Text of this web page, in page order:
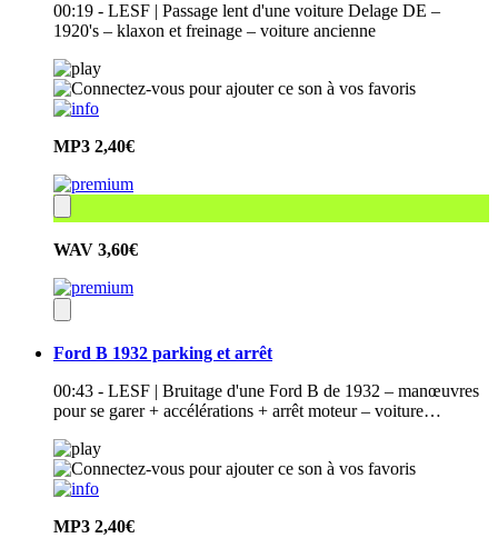
00:19 - LESF | Passage lent d'une voiture Delage DE –
1920's – klaxon et freinage – voiture ancienne
MP3 2,40€
WAV 3,60€
Ford B 1932 parking et arrêt
00:43 - LESF | Bruitage d'une Ford B de 1932 – manœuvres
pour se garer + accélérations + arrêt moteur – voiture…
MP3 2,40€